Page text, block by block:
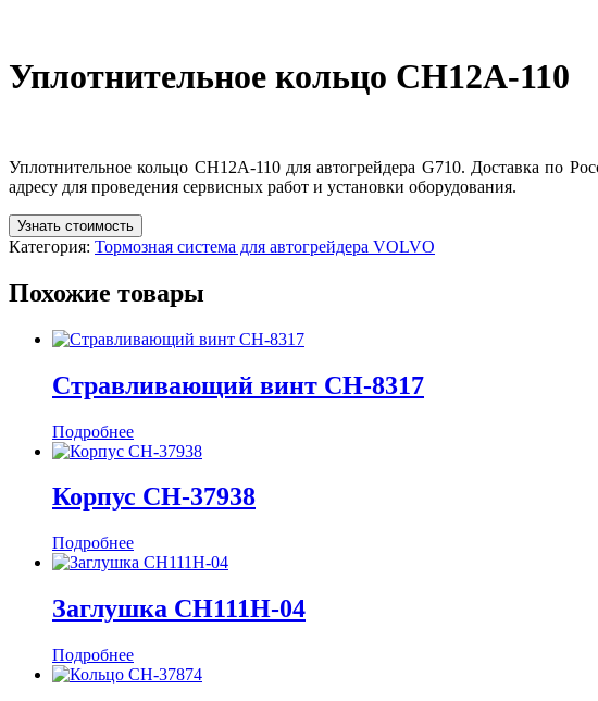
Уплотнительное кольцо CH12A-110
Уплотнительное кольцо CH12A-110 для автогрейдера G710. Доставка по
адресу для проведения сервисных работ и установки оборудования.
Узнать стоимость
Категория: Тормозная система для автогрейдера VOLVO
Похожие товары
Стравливающий винт CH-8317
Подробнее
Корпус CH-37938
Подробнее
Заглушка CH111H-04
Подробнее